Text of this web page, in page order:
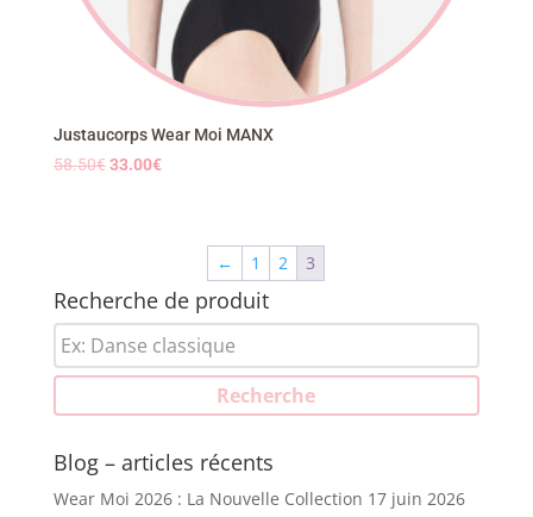
Justaucorps Wear Moi MANX
58.50€ Le
33.00€Le
← 1 2 3
Recherche de produit
Recherche
pour :
Recherche
Blog – articles récents
Wear Moi 2026 : La Nouvelle Collection 17 juin 2026